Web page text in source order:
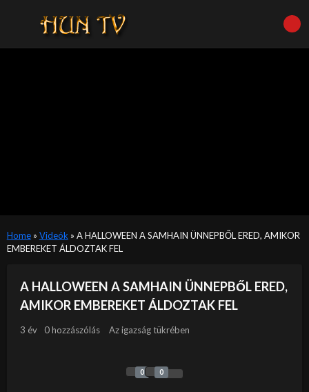
Home» Videók » A HALLOWEEN A SAMHAIN ÜNNEPBŐL ERED, AMIKOR
EMBEREKET ÁLDOZTAK FEL
A HALLOWEEN A SAMHAIN ÜNNEPBŐL ERED,
AMIKOR EMBEREKET ÁLDOZTAK FEL
3 év 0 hozzászólás Az igazság tükrében
0 0